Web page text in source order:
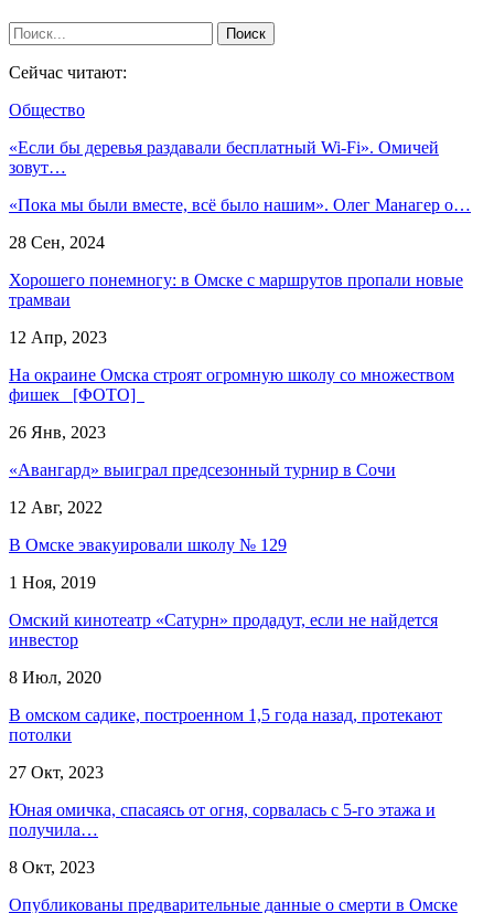
Сейчас читают:
Общество
«Если бы деревья раздавали бесплатный Wi-Fi». Омичей
зовут…
«Пока мы были вместе, всё было нашим». Олег Манагер о…
28 Сен, 2024
Хорошего понемногу: в Омске с маршрутов пропали новые
трамваи
12 Апр, 2023
На окраине Омска строят огромную школу со множеством
фишек [ФОТО]
26 Янв, 2023
«Авангард» выиграл предсезонный турнир в Сочи
12 Авг, 2022
В Омске эвакуировали школу № 129
1 Ноя, 2019
Омский кинотеатр «Сатурн» продадут, если не найдется
инвестор
8 Июл, 2020
В омском садике, построенном 1,5 года назад, протекают
потолки
27 Окт, 2023
Юная омичка, спасаясь от огня, сорвалась с 5-го этажа и
получила…
8 Окт, 2023
Опубликованы предварительные данные о смерти в Омске